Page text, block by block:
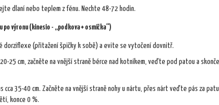
dlaní nebo teplem z fénu. Nechte 48-72 hodin.
po výronu (kinesio - „podkova + osmička“)
dorziflexe (přitažení špičky k sobě) a evite se vytočení dovnitř.
20-25 cm, začněte na vnější straně bérce nad kotníkem, veďte pod patou a
cca 35-40 cm. Začněte na vnější straně nohy u nártu, přes nárt veďte pás za
konce 0 %.